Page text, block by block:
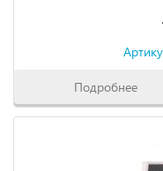
Подробнее